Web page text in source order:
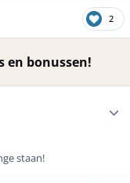
2
en bonussen!
staan!